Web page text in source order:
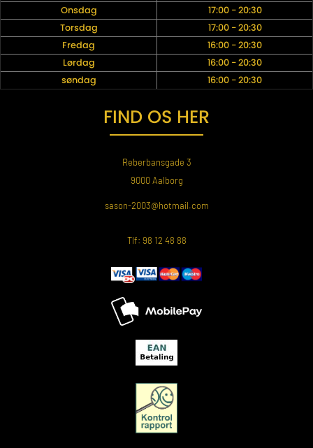
Onsdag
17:00 - 20:30
Torsdag
17:00 - 20:30
Fredag
16:00 - 20:30
Lørdag
16:00 - 20:30
søndag
16:00 - 20:30
FIND OS HER
Reberbansgade 3
9000 Aalborg
sason-2003@hotmail.com
Tlf: 98 12 48 88